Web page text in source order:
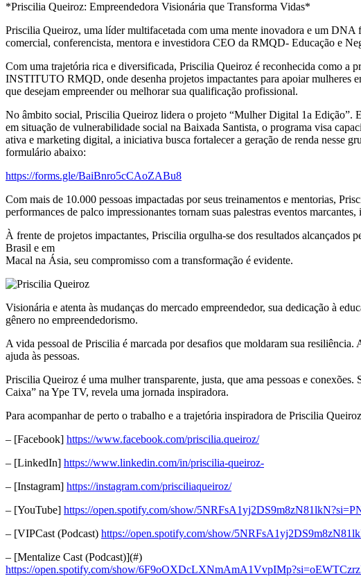
*Priscilia Queiroz: Empreendedora Visionária que Transforma Vidas*
Priscilia Queiroz, uma líder multifacetada com uma mente inovadora e um DNA
comercial, conferencista, mentora e investidora CEO da RMQD- Educação e
Com uma trajetória rica e diversificada, Priscilia Queiroz é reconhecida como a
INSTITUTO RMQD, onde desenha projetos impactantes para apoiar mulheres
que desejam empreender ou melhorar sua qualificação profissional.
No âmbito social, Priscilia Queiroz lidera o projeto “Mulher Digital 1a Edição”.
em situação de vulnerabilidade social na Baixada Santista, o programa visa
ativa e marketing digital, a iniciativa busca fortalecer a geração de renda nesse
formulário abaixo:
https://forms.gle/BaiBnro5cCAoZABu8
Com mais de 10.000 pessoas impactadas por seus treinamentos e mentorias,
performances de palco impressionantes tornam suas palestras eventos
À frente de projetos impactantes, Priscilia orgulha-se dos resultados
Brasil e em
Macal na Ásia, seu compromisso com a transformação é evidente.
Visionária e atenta às mudanças do mercado empreendedor, sua dedicação à
gênero no empreendedorismo.
A vida pessoal de Priscilia é marcada por desafios que moldaram sua
ajuda às pessoas.
Priscilia Queiroz é uma mulher transparente, justa, que ama pessoas e
Caixa” na Ype TV, revela uma jornada inspiradora.
Para acompanhar de perto o trabalho e a trajetória inspiradora de Priscilia
– [Facebook] https://www.facebook.com/priscilia.queiroz/
– [LinkedIn] https://www.linkedin.com/in/priscilia-queiroz-
– [Instagram] https://instagram.com/prisciliaqueiroz/
– [YouTube] https://open.spotify.com/show/
– [VIPCast (Podcast) https://open.spotify.com/show/
– [Mentalize Cast (Podcast)](#)
https://open.spotify.com/show/